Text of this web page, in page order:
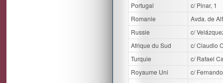
Portugal
c/ Pinar, 1
Romanie
Avda. de
Russie
c/
Afrique du Sud
c/ Claudio
Turquie
c/ Rafael
Royaume Uni
c/